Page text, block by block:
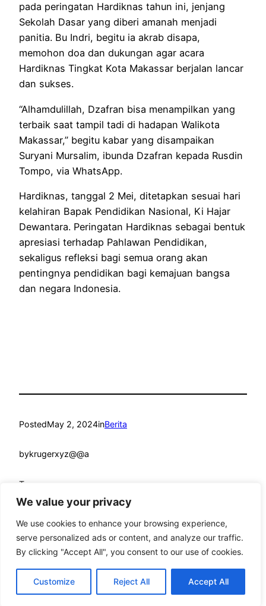
We value your privacy
We use cookies to enhance your browsing experience,
serve personalized ads or content, and analyze our traffic.
By clicking "Accept All", you consent to our use of cookies.
Customize Reject All Accept All
pada peringatan Hardiknas tahun ini, jenjang
Sekolah Dasar yang diberi amanah menjadi
panitia. Bu Indri, begitu ia akrab disapa,
memohon doa dan dukungan agar acara
Hardiknas Tingkat Kota Makassar berjalan lancar
dan sukses.
“Alhamdulillah, Dzafran bisa menampilkan yang
terbaik saat tampil tadi di hadapan Walikota
Makassar,” begitu kabar yang disampaikan
Suryani Mursalim, ibunda Dzafran kepada Rusdin
Tompo, via WhatsApp.
Hardiknas, tanggal 2 Mei, ditetapkan sesuai hari
kelahiran Bapak Pendidikan Nasional, Ki Hajar
Dewantara. Peringatan Hardiknas sebagai bentuk
apresiasi terhadap Pahlawan Pendidikan,
sekaligus refleksi bagi semua orang akan
pentingnya pendidikan bagi kemajuan bangsa
dan negara Indonesia.
PostedMay 2, 2024inBerita
bykrugerxyz@@a
Tags:
mandmcoach.comProudly powered byWordPress